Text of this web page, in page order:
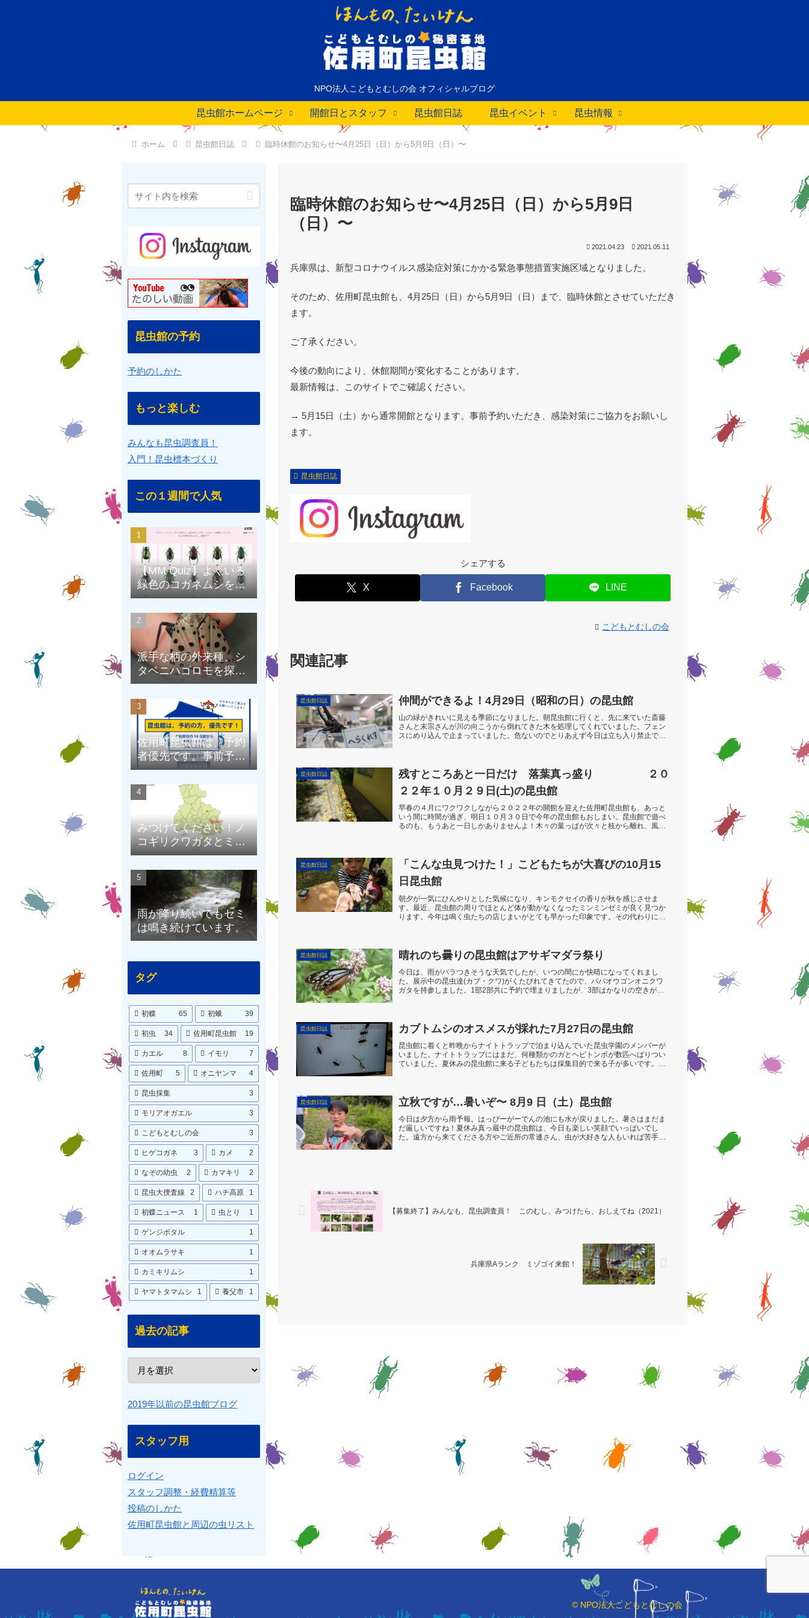
NPO法人こどもとむしの会 オフィシャルブログ
昆虫館ホームページ 開館日とスタッフ 昆虫館日誌 昆虫イベント 昆虫情報
ホーム 昆虫館日誌 臨時休館のお知らせ〜4月25日（日）から5月9日（日）〜
臨時休館のお知らせ〜4月25日（日）から5月9日
（日）〜
2021.04.23 2021.05.11
兵庫県は、新型コロナウイルス感染症対策にかかる緊急事態措置実施区域となりました。
そのため、佐用町昆虫館も、4月25日（日）から5月9日（日）まで、臨時休館とさせていただき
ます。
ご了承ください。
今後の動向により、休館期間が変化することがあります。
最新情報は、このサイトでご確認ください。
→ 5月15日（土）から通常開館となります。事前予約いただき、感染対策にご協力をお願いし
ます。
昆虫館日誌
シェアする
X Facebook LINE
こどもとむしの会
関連記事
昆虫館日誌 仲間ができるよ！4月29日（昭和の日）の昆虫館
山の緑がきれいに見える季節になりました。朝昆虫館に行くと、先に来ていた斎藤
さんと末宗さんが川の向こうから倒れてきた木を処理してくれていました。フェン
スにめり込んで止まっていました。危ないのでとりあえず今日は立ち入り禁止で
昆虫館日誌
残すところあと一日だけ 落葉真っ盛り ２０
２２年１０月２９日(土)の昆虫館
早春の４月にワクワクしながら２０２２年の開館を迎えた佐用町昆虫館も、あっと
いう間に時間が過ぎ、明日１０月３０日で今年の昆虫館もおしまい。昆虫館で遊べ
るのも、もうあと一日しかありませんよ！木々の葉っぱが次々と枝から離れ、風に
昆虫館日誌
「こんな虫見つけた！」こどもたちが大喜びの10月15
日昆虫館
朝夕が一気にひんやりとした気候になり、キンモクセイの香りが秋を感じさせま
す。最近、昆虫館の周りでほとんど体が動かなくなったミンミンゼミが良く見つか
ります。今年は鳴く虫たちの店じまいがとても早かった印象です。その代わりにア
昆虫館日誌 晴れのち曇りの昆虫館はアサギマダラ祭り
今日は、雨がパラつきそうな天気でしたが、いつの間にか快晴になってくれまし
た。展示中の昆虫達(カブ・クワ)がくたびれてきてたので、ババオウゴンオニクワ
ガタを持参しました。1部2部共に予約で埋まりましたが、3部はかなりの空きがあ
昆虫館日誌 カブトムシのオスメスが採れた7月27日の昆虫館
昆虫館に着くと昨晩からナイトトラップで泊まり込んでいた昆虫学園のメンバーが
いました。ナイトトラップにはまだ、何種類かのガとヘビトンボが数匹へばりつい
ていました。夏休みの昆虫館に来る子どもたちは採集目的で来る子が多いです。特
昆虫館日誌 立秋ですが…暑いぞ〜 8月9 日（土）昆虫館
今日は夕方から雨予報。はっぴーがーでんの池にも水が戻りました。暑さはまだま
だ厳しいですね！夏休み真っ最中の昆虫館は、今日も楽しい笑顔でいっぱいでし
た。遠方から来てくださる方やご近所の常連さん、虫が大好きな人もいれば苦手な
【募集終了】みんなも、昆虫調査員！ このむし、みつけたら、おしえてね（2021）
兵庫県Aランク ミゾゴイ来館！
昆虫館の予約
予約のしかた
もっと楽しむ
みんなも昆虫調査員！
入門！昆虫標本づくり
この１週間で人気
【MM Quiz】よくいる
緑色のコガネムシを、
克服しよう！
派手な柄の外来種、シ
タベニハゴロモを探そ
う
佐用町昆虫館は、予約
者優先です。事前予約
にご協力をお願いしま
す。
みつけてください！ノ
コギリクワガタとミヤ
マクワガタ（兵庫県限
定）
雨が降り続いてもセミ
は鳴き続けています。
タグ
初蝶 65 初蛾 39
初虫 34 佐用町昆虫館 19
カエル 8 イモリ 7
佐用町 5 オニヤンマ 4
昆虫採集 3
モリアオガエル 3
こどもとむしの会 3
ヒゲコガネ 3 カメ 2
なぞの幼虫 2 カマキリ 2
昆虫大捜査線 2 ハチ高原 1
初蝶ニュース 1 虫とり 1
ゲンジボタル 1
オオムラサキ 1
カミキリムシ 1
ヤマトタマムシ 1 養父市 1
過去の記事
2019年以前の昆虫館ブログ
スタッフ用
ログイン
スタッフ調整・経費精算等
投稿のしかた
佐用町昆虫館と周辺の虫リスト
© NPO法人こどもとむしの会